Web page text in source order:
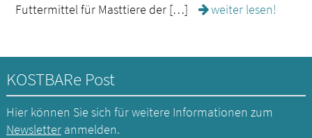
Futtermittel für Masttiere der […]
weiter lesen!
KOSTBARe Post
Hier können Sie sich für weitere Informationen zum
Newsletteranmelden.